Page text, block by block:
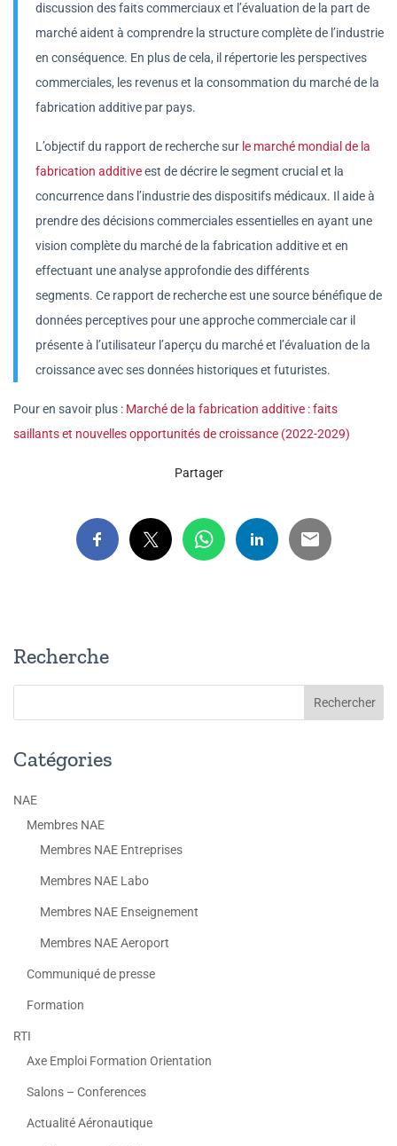
discussion des faits commerciaux et l’évaluation de la part de
marché aident à comprendre la structure complète de l’industrie
en conséquence. En plus de cela, il répertorie les perspectives
commerciales, les revenus et la consommation du marché de la
fabrication additive par pays.
L’objectif du rapport de recherche sur le marché mondial de la
fabrication additiveest de décrire le segment crucial et la
concurrence dans l’industrie des dispositifs médicaux. Il aide à
prendre des décisions commerciales essentielles en ayant une
vision complète du marché de la fabrication additive et en
effectuant une analyse approfondie des différents
segments. Ce rapport de recherche est une source bénéfique de
données perceptives pour une approche commerciale car il
présente à l’utilisateur l’aperçu du marché et l’évaluation de la
croissance avec ses données historiques et futuristes.
Pour en savoir plus : Marché de la fabrication additive : faits
saillants et nouvelles opportunités de croissance (2022-2029)
Partager
Recherche
Catégories
NAE
Membres NAE
Membres NAE Entreprises
Membres NAE Labo
Membres NAE Enseignement
Membres NAE Aeroport
Communiqué de presse
Formation
RTI
Axe Emploi Formation Orientation
Salons – Conferences
Actualité Aéronautique